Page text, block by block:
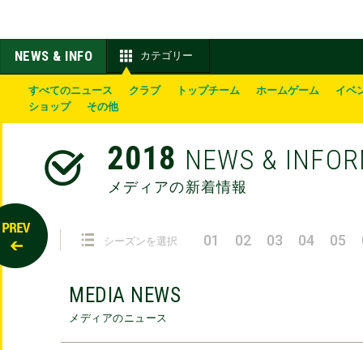
NEWS & INFO カテゴリー
すべてのニュース クラブ トップチーム ホームゲーム
イベ
ショップ
その他
2018 NEWS &
メディアの新着情報
シーズンを選択 01 02 03 04 05
MEDIA NEWS
メディアのニュース